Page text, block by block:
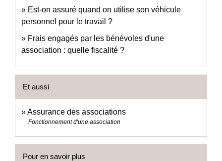
Est-on assuré quand on utilise son véhicule
personnel pour le travail ?
Frais engagés par les bénévoles d'une
association : quelle fiscalité ?
Et aussi
Assurance des associations
Fonctionnement d'une association
Pour en savoir plus